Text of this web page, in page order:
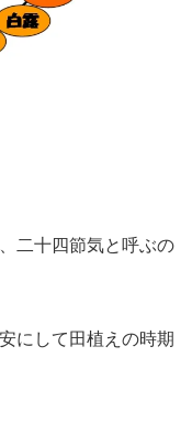
二十四節気と呼ぶの
にして田植えの時期